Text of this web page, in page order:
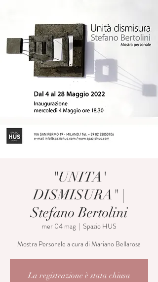
"UNITA'
DISMISURA" |
Stefano Bertolini
mer 04 mag
  |
Spazio HUS
Mostra Personale a cura di Mariano Bellarosa
La registrazione è stata chiusa